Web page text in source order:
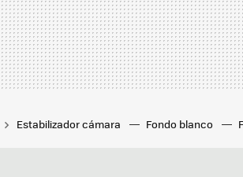
Estabilizador cámara Fondo blanco